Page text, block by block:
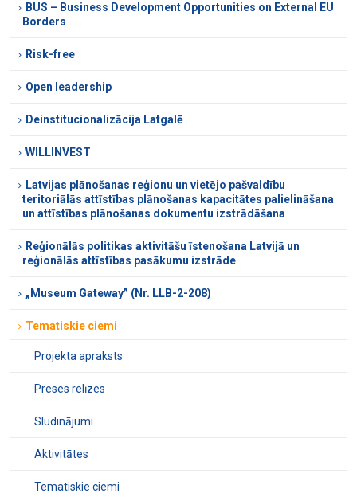
BUS – Business Development Opportunities on External EU
Borders
Risk-free
Open leadership
Deinstitucionalizācija Latgalē
WILLINVEST
Latvijas plānošanas reģionu un vietējo pašvaldību
teritoriālās attīstības plānošanas kapacitātes palielināšana
un attīstības plānošanas dokumentu izstrādāšana
Reģionālās politikas aktivitāšu īstenošana Latvijā un
reģionālās attīstības pasākumu izstrāde
„Museum Gateway” (Nr. LLB-2-208)
Tematiskie ciemi
Projekta apraksts
Preses relīzes
Sludinājumi
Aktivitātes
Tematiskie ciemi